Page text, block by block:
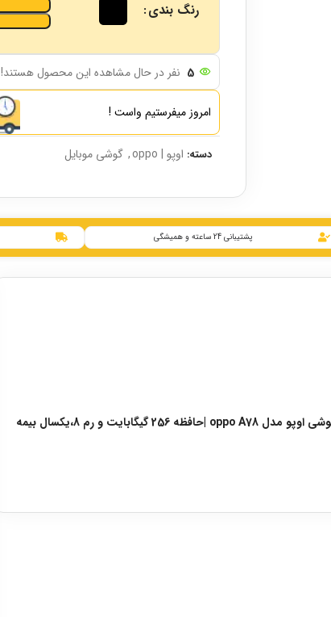
رنگ بندی
5 نفر در حال مشاهده این محصول هستند!
امروز میفرستیم واست !
دسته: اوپو | oppo , گوشی موبایل
پشتیبانی 24 ساعته و همیشگی
اولین نفری باشید که دیدگاهی را ارسال می کنید برای “گوشی اوپو مدل oppo A78 |حافظه 256 گیگابایت و رم 8،یکسال بیمه